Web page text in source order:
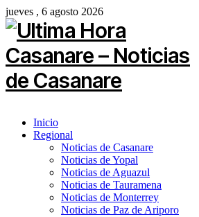
jueves , 6 agosto 2026
Inicio
Regional
Noticias de Casanare
Noticias de Yopal
Noticias de Aguazul
Noticias de Tauramena
Noticias de Monterrey
Noticias de Paz de Ariporo